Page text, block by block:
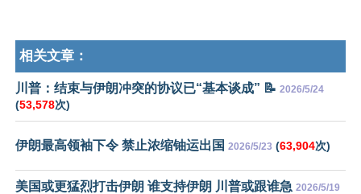
相关文章：
川普：结束与伊朗冲突的协议已“基本谈成” 📝 2026/5/24
(53,578次)
伊朗最高领袖下令 禁止浓缩铀运出国 2026/5/23 (63,904次)
美国或更猛烈打击伊朗 谁支持伊朗 川普或跟谁急 2026/5/19